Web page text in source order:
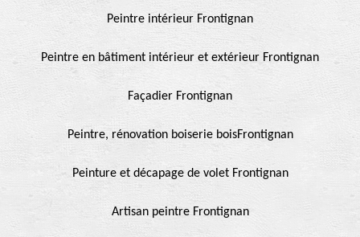
Peintre intérieur Frontignan
Peintre en bâtiment intérieur et extérieur Frontignan
Façadier Frontignan
Peintre, rénovation boiserie boisFrontignan
Peinture et décapage de volet Frontignan
Artisan peintre Frontignan